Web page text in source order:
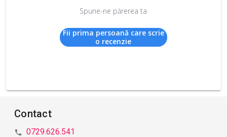
Spune-ne părerea ta
Fii prima persoană care scrie
o recenzie
Contact
0729.626.541